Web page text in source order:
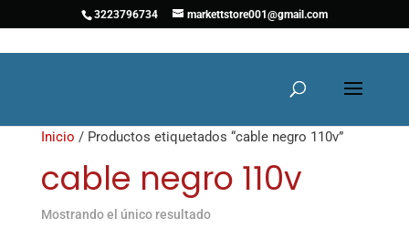
3223796734 markettstore001@gmail.com
Inicio / Productos etiquetados “cable negro 110v”
cable negro 110v
Mostrando el único resultado